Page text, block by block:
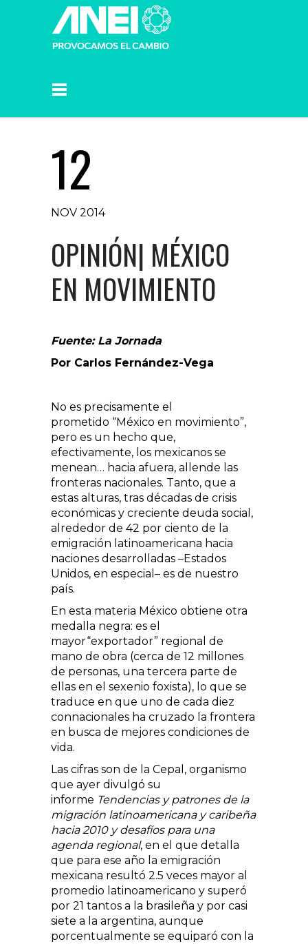
12
NOV 2014
OPINIÓN| MÉXICO
EN MOVIMIENTO
Fuente: La Jornada
Por Carlos Fernández-Vega
No es precisamente el
prometido
México en movimiento ,
pero es un hecho que,
efectivamente, los mexicanos se
menean… hacia afuera, allende las
fronteras nacionales. Tanto, que a
estas alturas, tras décadas de crisis
económicas y creciente deuda social,
alrededor de 42 por ciento de la
emigración latinoamericana hacia
naciones desarrolladas –Estados
Unidos, en especial– es de nuestro
país.
En esta materia México obtiene otra
medalla negra: es el
mayor exportador
regional de
mano de obra (cerca de 12 millones
de personas, una tercera parte de
ellas en el sexenio foxista), lo que se
traduce en que uno de cada diez
connacionales ha cruzado la frontera
en busca de mejores condiciones de
vida.
Las cifras son de la Cepal, organismo
que ayer divulgó su
informe Tendencias y patrones de la
migración latinoamericana y caribeña
hacia 2010 y desafíos para una
agenda regional, en el que detalla
que para ese año la emigración
mexicana resultó 2.5 veces mayor al
promedio latinoamericano y superó
por 21 tantos a la brasileña y por casi
siete a la argentina, aunque
porcentualmente se equiparó con la